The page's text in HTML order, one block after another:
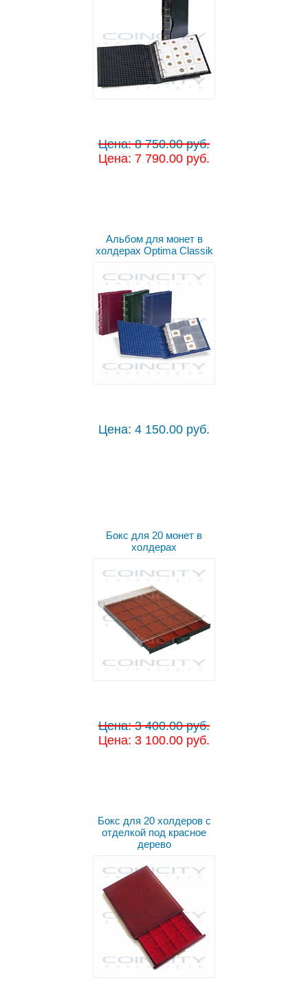
Цена: 8 750.00 руб.
Цена: 7 790.00 руб.
Альбом для монет в
холдерах Optima Classik
Цена: 4 150.00 руб.
Бокс для 20 монет в
холдерах
Цена: 3 400.00 руб.
Цена: 3 100.00 руб.
Бокс для 20 холдеров с
отделкой под красное
дерево